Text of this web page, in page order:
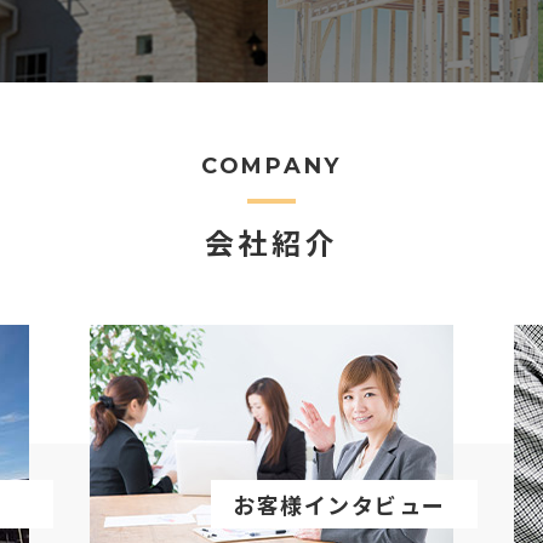
COMPANY
会社紹介
お客様インタビュー